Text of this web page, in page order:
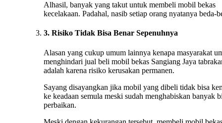
Alhasil, banyak yang takut untuk membeli mobil bekas
kecelakaan. Padahal, nasib setiap orang nyatanya beda-
3. Risiko Tidak Bisa Benar Sepenuhnya
Alasan yang cukup umum lainnya kenapa masyarakat
menghindari jual beli mobil bekas Sangiang Jaya
adalah karena risiko kerusakan permanen.
Sayang disayangkan jika mobil yang dibeli tidak bisa
ke keadaan semula meski sudah menghabiskan banyak
perbaikan.